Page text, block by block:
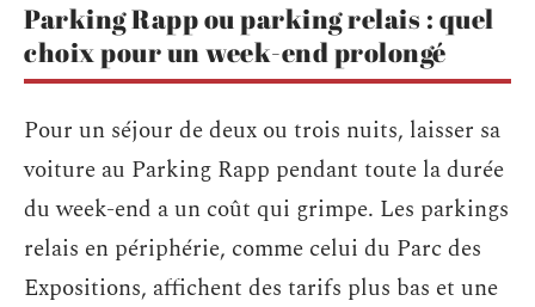
Parking Rapp ou parking relais : quel
choix pour un week-end prolongé
Pour un séjour de deux ou trois nuits, laisser sa
voiture au Parking Rapp pendant toute la durée
du week-end a un coût qui grimpe. Les parkings
relais en périphérie, comme celui du Parc des
Expositions, affichent des tarifs plus bas et une